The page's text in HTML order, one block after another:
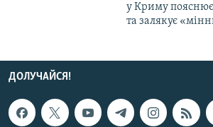
у Криму
та залякує
ДОЛУЧАЙСЯ!